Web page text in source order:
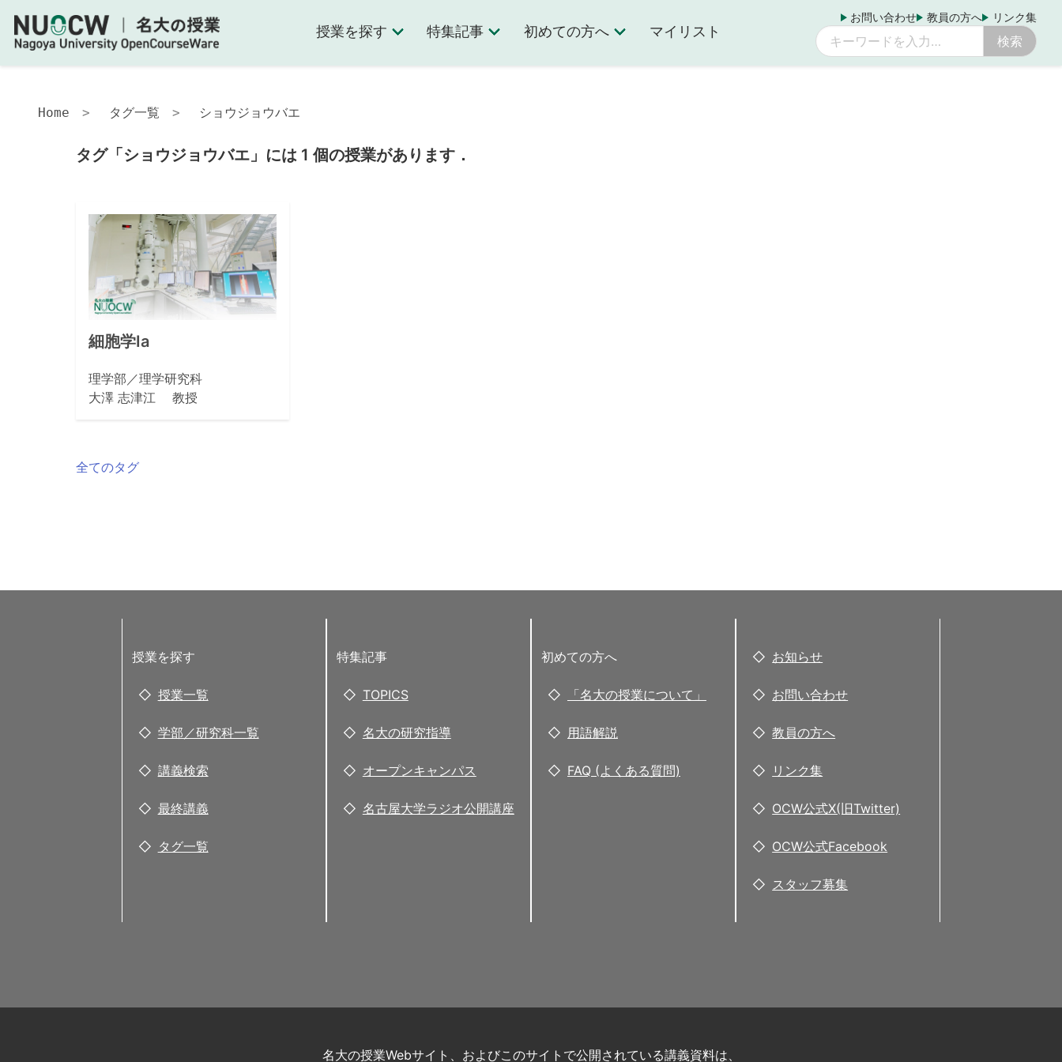
授業を探す 特集記事 初めての方へ マイリスト
お問い合わせ 教員の方へ リンク集
Home タグ一覧 ショウジョウバエ
タグ「ショウジョウバエ」には 1 個の授業があります．
細胞学Ia
理学部／理学研究科
大澤 志津江 教授
全てのタグ
授業を探す
授業一覧
学部／研究科一覧
講義検索
最終講義
タグ一覧
特集記事
TOPICS
名大の研究指導
オープンキャンパス
名古屋大学ラジオ公開講座
初めての方へ
「名大の授業について」
用語解説
FAQ (よくある質問)
お知らせ
お問い合わせ
教員の方へ
リンク集
OCW公式X(旧Twitter)
OCW公式Facebook
スタッフ募集
名大の授業Webサイト、およびこのサイトで公開されている講義資料は、